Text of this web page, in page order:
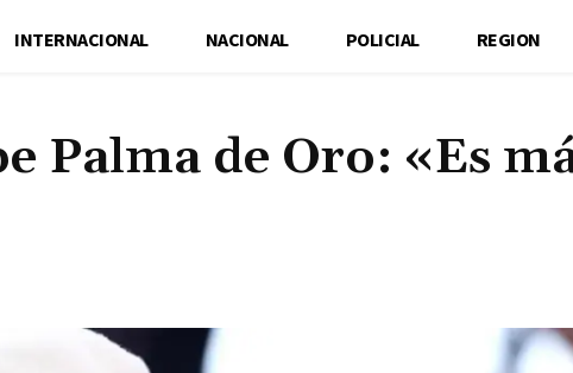
INTERNACIONAL NACIONAL POLICIAL REGION
Palma de Oro: «Es